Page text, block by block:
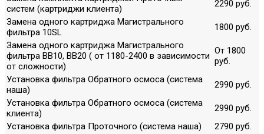
систем (картриджи клиента)
2290 руб.
Замена одного картриджа Магистрального
фильтра 10SL
1800 руб.
Замена одного картриджа Магистрального
фильтра ВВ10, ВВ20 ( от 1180-2400 в зависимости
от сложности)
От 1800
руб.
Установка фильтра Обратного осмоса (система
наша)
2990 руб.
Установка фильтра Обратного осмоса (система
клиента)
2990 руб.
Установка фильтра Проточного (система наша)
2790 руб.